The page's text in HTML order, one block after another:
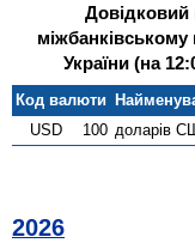
України (на
Код валюти
USD
100 доларів
2026